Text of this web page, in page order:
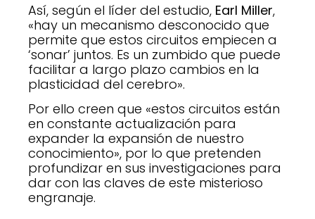
Así, según el líder del estudio, Earl Miller,
«hay un mecanismo desconocido que
permite que estos circuitos empiecen a
‘sonar’ juntos. Es un zumbido que puede
facilitar a largo plazo cambios en la
plasticidad del cerebro».
Por ello creen que «estos circuitos están
en constante actualización para
expander la expansión de nuestro
conocimiento», por lo que pretenden
profundizar en sus investigaciones para
dar con las claves de este misterioso
engranaje.